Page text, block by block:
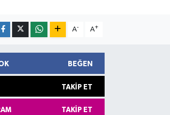
A- A+
BEĞEN
TAKIP ET
TAKIP ET